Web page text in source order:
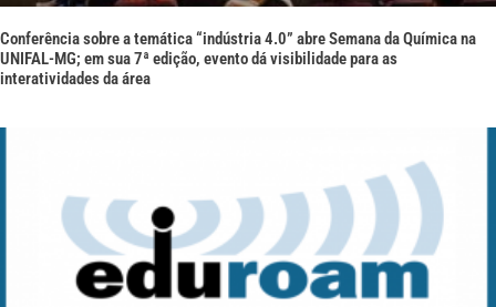
Conferência sobre a temática “indústria 4.0” abre Semana da Química na
UNIFAL-MG; em sua 7ª edição, evento dá visibilidade para as
interatividades da área